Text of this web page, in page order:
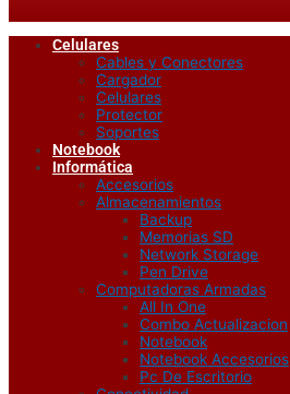
Celulares
Cables y Conectores
Cargador
Celulares
Protector
Soportes
Notebook
Informática
Accesorios
Almacenamientos
Backup
Memorias SD
Network Storage
Pen Drive
Computadoras Armadas
All In One
Combo Actualizacion
Notebook
Notebook Accesorios
Pc De Escritorio